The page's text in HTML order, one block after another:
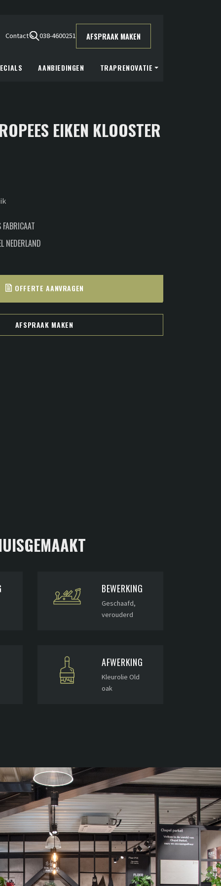
Contact 038-4600251 AFSPRAAK MAKEN
AANBIEDINGEN TRAPRENOVATIE
EIKEN KLOOSTER
NEDERLAND
OFFERTE AANVRAGEN
AFSPRAAK MAKEN
BEWERKING
Geschaafd,
verouderd
AFWERKING
Kleurolie Old
oak